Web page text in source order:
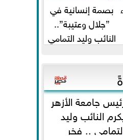
بصمة إنسانية في
”جلال وعتيبة”..
النائب وليد التمامي
شيحة يداويان...
جامعة الأزهر
النائب وليد
.. فخر